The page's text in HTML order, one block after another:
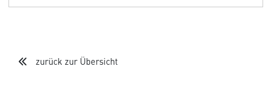
zurück zur Übersicht